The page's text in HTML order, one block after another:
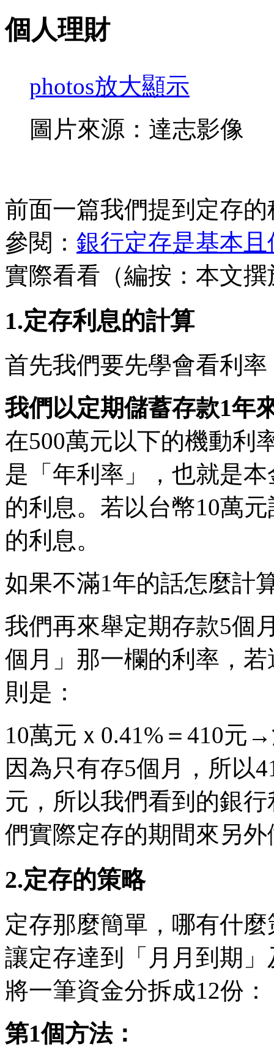
個人理財
photos放大顯示
圖片來源：達志影像
前面一篇我們提到定存
參閱： 銀行定存是基本
實際看看（編按：本文
1.定存利息的計算
首先我們要先學會看利
我們以定期儲蓄存款1年
在500萬元以下的機動利
是「年利率」，也就是
的利息。若以台幣10萬
的利息。
如果不滿1年的話怎麼計
我們再來舉定期存款5個
個月」那一欄的利率，
則是：
10萬元ｘ0.41%＝410元
因為只有存5個月，所以
元，所以我們看到的銀
們實際定存的期間來另
2.定存的策略
定存那麼簡單，哪有什
讓定存達到「月月到期
將一筆資金分拆成12份：
第1個方法：